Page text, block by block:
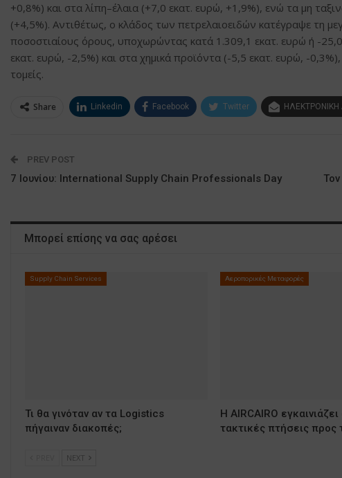
+0,8%) και στα λίπη–έλαια (+7,0 εκατ. ευρώ, +1,9%), ενώ τα μη
(+4,5%). Αντιθέτως, ο κλάδος των πετρελαιοειδών κατέγραψε τη
ποσοστιαίους όρους, υποχωρώντας κατά 1.309,1 εκατ. ευρώ ή -
εκατ. ευρώ, -2,5%) και στα χημικά προϊόντα (-5,5 εκατ. ευρώ, -
τομείς.
Share Linkedin Facebook Twitter ΗΛΕΚΤΡΟΝΙΚΗ
PREV POST
7 Ιουνίου: International Supply Chain Professionals Day
Μπορεί επίσης να σας αρέσει
Supply Chain Services
Τι θα γινόταν αν τα Logistics
πήγαιναν διακοπές;
Αεροπορικές Μεταφορές
Η AIRCAIRO
τακτικές πτήσεις προς
NEXT